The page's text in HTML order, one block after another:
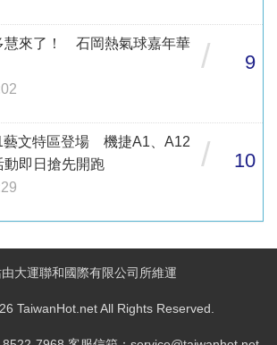
慧來了！ 石岡熱氣球嘉年華
/ 9
藝文特區登場 機捷A1、A12
即日搶先開跑
/ 10
大運聯和國際有限公司所維運
TaiwanHot.net All Rights Reserved.